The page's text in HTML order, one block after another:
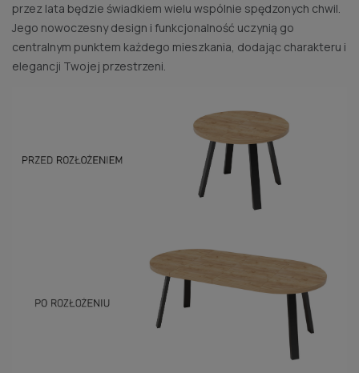
przez lata będzie świadkiem wielu wspólnie spędzonych chwil.
Jego nowoczesny design i funkcjonalność uczynią go
centralnym punktem każdego mieszkania, dodając charakteru i
elegancji Twojej przestrzeni.